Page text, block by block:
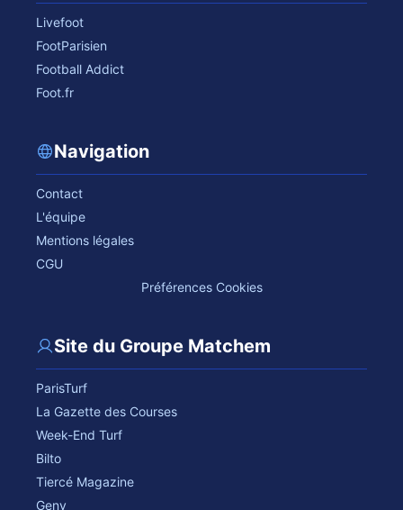
Livefoot
FootParisien
Football Addict
Foot.fr
Navigation
Contact
L'équipe
Mentions légales
CGU
Préférences Cookies
Site du Groupe Matchem
ParisTurf
La Gazette des Courses
Week-End Turf
Bilto
Tiercé Magazine
Geny